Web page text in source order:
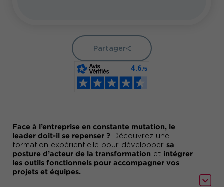
Face à l’entreprise en constante mutation, le
leader doit-il se repenser ? Découvrez une
formation expérientielle pour développer sa
posture d’acteur de la transformation et intégrer
les outils fonctionnels pour accompagner vos
projets et équipes.
...
Partager